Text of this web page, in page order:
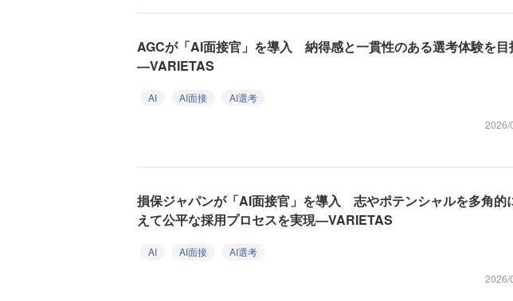
AGCが「AI面接官」を導入 納得感と一貫性のある選考体験を目
—VARIETAS
AI AI面接
AI選考
2026/
損保ジャパンが「AI面接官」を導入 志やポテンシャルを多角的
えて公平な採用プロセスを実現—VARIETAS
AI AI面接
AI選考
2026/